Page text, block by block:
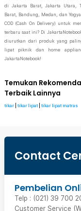
di Jakarta Barat, Jakarta Utara,
Barat, Bandung, Medan, dan
COD (Cash On Delivery) untuk
terbaru saat ini? Di
diurutkan dari produk yang
lipat piknik dan home
JakartaNotebook!
Temukan
Terbaik Lainnya
tikar tikar lipat tikar lipat matras
Contact
Pembelian
Telp : (021) 39 700
Customer Service